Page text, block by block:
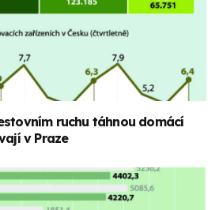
ruchu táhnou domácí
v Praze